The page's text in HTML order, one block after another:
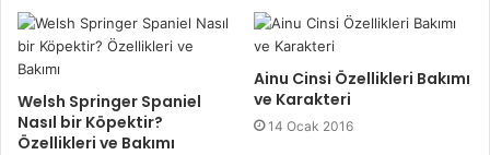
Welsh Springer Spaniel
Nasıl bir Köpektir?
Özellikleri ve Bakımı
Ainu Cinsi Özellikleri Bakımı
ve Karakteri
14 Ocak 2016